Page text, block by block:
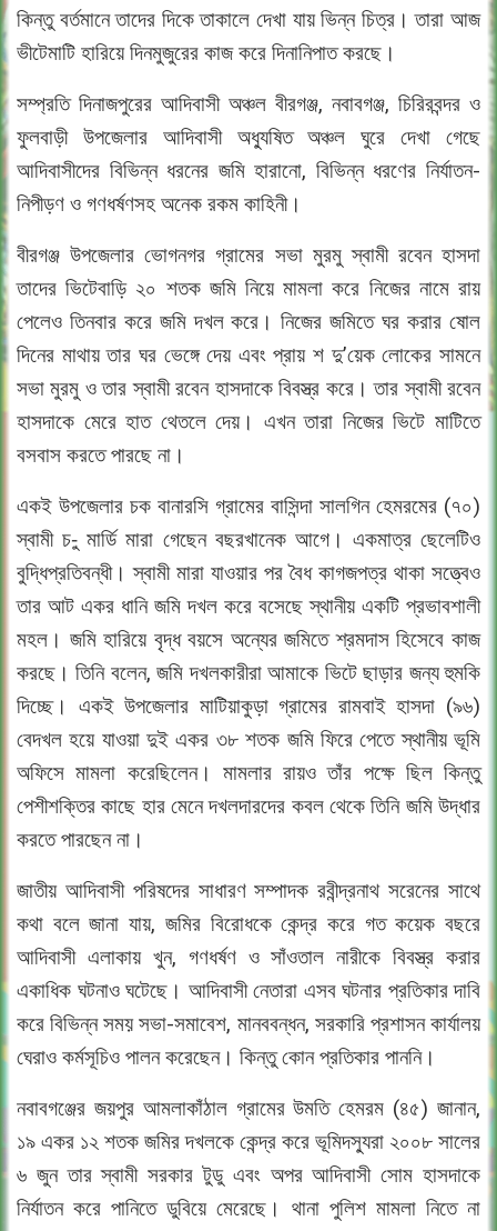
কিন্তু বর্তমানে তাদের দিকে তাকালে দেখা যায় ভিন্ন চিত্র। তারা আজ
ভীটেমাটি হারিয়ে দিনমুজুরের কাজ করে দিনানিপাত করছে।
সম্প্রতি দিনাজপুরের আদিবাসী অঞ্চল বীরগঞ্জ, নবাবগঞ্জ, চিরিরবন্দর ও
ফুলবাড়ী উপজেলার আদিবাসী অধ্যুষিত অঞ্চল ঘুরে দেখা গেছে
আদিবাসীদের বিভিন্ন ধরনের জমি হারানো, বিভিন্ন ধরণের নির্যাতন-
নিপীড়ণ ও গণধর্ষণসহ অনেক রকম কাহিনী।
বীরগঞ্জ উপজেলার ভোগনগর গ্রামের সভা মুরমু স্বামী রবেন হাসদা
তাদের ভিটেবাড়ি ২০ শতক জমি নিয়ে মামলা করে নিজের নামে রায়
পেলেও তিনবার করে জমি দখল করে। নিজের জমিতে ঘর করার ষোল
দিনের মাথায় তার ঘর ভেঙ্গে দেয় এবং প্রায় শ দু’য়েক লোকের সামনে
সভা মুরমু ও তার স্বামী রবেন হাসদাকে বিবস্ত্র করে। তার স্বামী রবেন
হাসদাকে মেরে হাত থেতলে দেয়। এখন তারা নিজের ভিটে মাটিতে
বসবাস করতে পারছে না।
একই উপজেলার চক বানারসি গ্রামের বাসিন্দা সালগিন হেমরমের (৭০)
স্বামী চ-ু মার্ডি মারা গেছেন বছরখানেক আগে। একমাত্র ছেলেটিও
বুদ্ধিপ্রতিবন্ধী। স্বামী মারা যাওয়ার পর বৈধ কাগজপত্র থাকা সত্ত্বেও
তার আট একর ধানি জমি দখল করে বসেছে স্থানীয় একটি প্রভাবশালী
মহল। জমি হারিয়ে বৃদ্ধ বয়সে অন্যের জমিতে শ্রমদাস হিসেবে কাজ
করছে। তিনি বলেন, জমি দখলকারীরা আমাকে ভিটে ছাড়ার জন্য হুমকি
দিচ্ছে। একই উপজেলার মাটিয়াকুড়া গ্রামের রামবাই হাসদা (৯৬)
বেদখল হয়ে যাওয়া দুই একর ৩৮ শতক জমি ফিরে পেতে স্থানীয় ভূমি
অফিসে মামলা করেছিলেন। মামলার রায়ও তাঁর পক্ষে ছিল কিন্তু
পেশীশক্তির কাছে হার মেনে দখলদারদের কবল থেকে তিনি জমি উদ্ধার
করতে পারছেন না।
জাতীয় আদিবাসী পরিষদের সাধারণ সম্পাদক রবীন্দ্রনাথ সরেনের সাথে
কথা বলে জানা যায়, জমির বিরোধকে কেন্দ্র করে গত কয়েক বছরে
আদিবাসী এলাকায় খুন, গণধর্ষণ ও সাঁওতাল নারীকে বিবস্ত্র করার
একাধিক ঘটনাও ঘটেছে। আদিবাসী নেতারা এসব ঘটনার প্রতিকার দাবি
করে বিভিন্ন সময় সভা-সমাবেশ, মানববন্ধন, সরকারি প্রশাসন কার্যালয়
ঘেরাও কর্মসূচিও পালন করেছেন। কিন্তু কোন প্রতিকার পাননি।
নবাবগঞ্জের জয়পুর আমলাকাঁঠাল গ্রামের উমতি হেমরম (৪৫) জানান,
১৯ একর ১২ শতক জমির দখলকে কেন্দ্র করে ভূমিদস্যুরা ২০০৮ সালের
৬ জুন তার স্বামী সরকার টুডু এবং অপর আদিবাসী সোম হাসদাকে
নির্যাতন করে পানিতে ডুবিয়ে মেরেছে। থানা পুলিশ মামলা নিতে না